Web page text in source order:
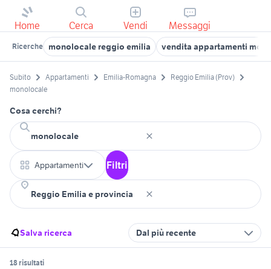
Home Cerca Vendi Messaggi
Ricerche monolocale reggio emilia vendita appartamenti
Subito Appartamenti Emilia-Romagna
Reggio Emilia (Prov)
monolocale
Cosa cerchi?
Appartamenti Filtri
Salva ricerca Dal più recente
18 risultati